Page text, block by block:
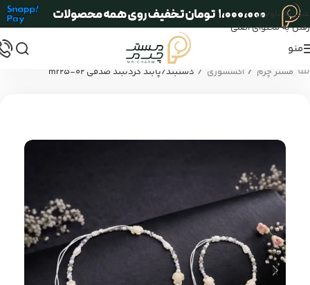
عبور به ناوبری
رفتن به محتوای اصلی
منو
مستر چرم / اکسسوری / دستبند/پابند گردنبند صدفی mr25-02